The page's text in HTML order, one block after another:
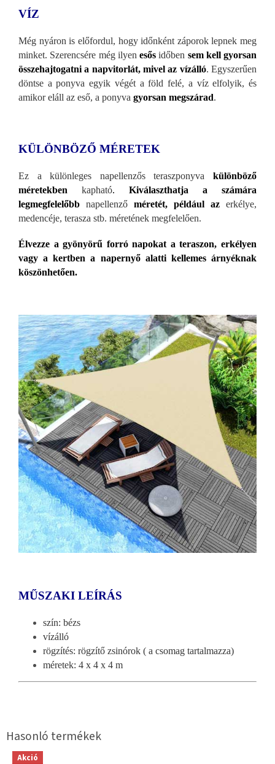
VÍZ
Még nyáron is előfordul, hogy időnként záporok lepnek meg
minket. Szerencsére még ilyen esősidőben sem kell gyorsan
összehajtogatni a napvitorlát, mivel az vízálló. Egyszerűen
döntse a ponyva egyik végét a föld felé, a víz elfolyik, és
amikor eláll az eső, a ponyva gyorsan megszárad.
KÜLÖNBÖZŐ MÉRETEK
Ez a különleges napellenzős teraszponyva különböző
méretekben kapható. Kiválaszthatja a számára
legmegfelelőbb napellenző méretét, például az erkélye,
medencéje, terasza stb. méretének megfelelően.
Élvezze a gyönyörű forró napokat a teraszon, erkélyen
vagy a kertben a napernyő alatti kellemes árnyéknak
köszönhetően.
MŰSZAKI LEÍRÁS
szín: bézs
vízálló
rögzítés: rögzítő zsinórok ( a csomag tartalmazza)
méretek: 4 x 4 x 4 m
Akció